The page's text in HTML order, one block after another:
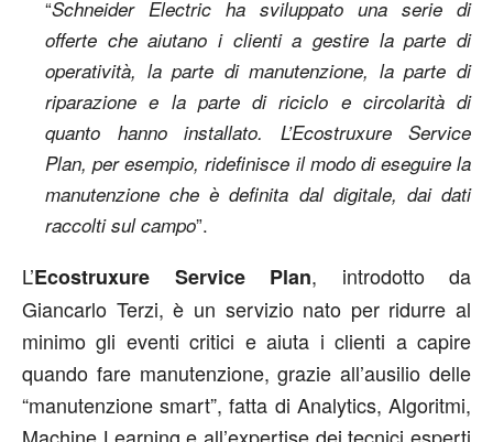
“Schneider Electric ha sviluppato una serie di
offerte che aiutano i clienti a gestire la parte di
operatività, la parte di manutenzione, la parte di
riparazione e la parte di riciclo e circolarità di
quanto hanno installato. L’Ecostruxure Service
Plan, per esempio, ridefinisce il modo di eseguire la
manutenzione che è definita dal digitale, dai dati
raccolti sul campo”.
L’Ecostruxure Service Plan, introdotto da
Giancarlo Terzi, è un servizio nato per ridurre al
minimo gli eventi critici e aiuta i clienti a capire
quando fare manutenzione, grazie all’ausilio delle
“manutenzione smart”, fatta di Analytics, Algoritmi,